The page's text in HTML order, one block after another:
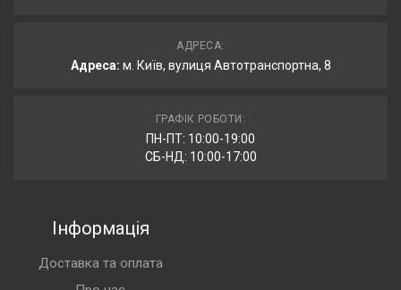
АДРЕСА:
Адреса: м. Київ, вулиця Автотранспортна, 8
ГРАФІК РОБОТИ:
ПН-ПТ: 10:00-19:00
СБ-НД: 10:00-17:00
Інформація
Доставка та оплата